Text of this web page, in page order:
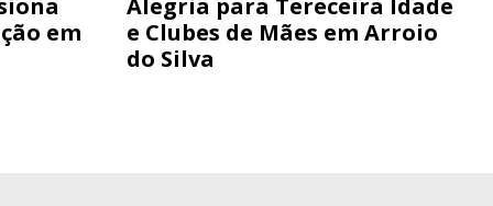
em
Alegria para Tereceira Idade
e Clubes de Mães em Arroio
do Silva